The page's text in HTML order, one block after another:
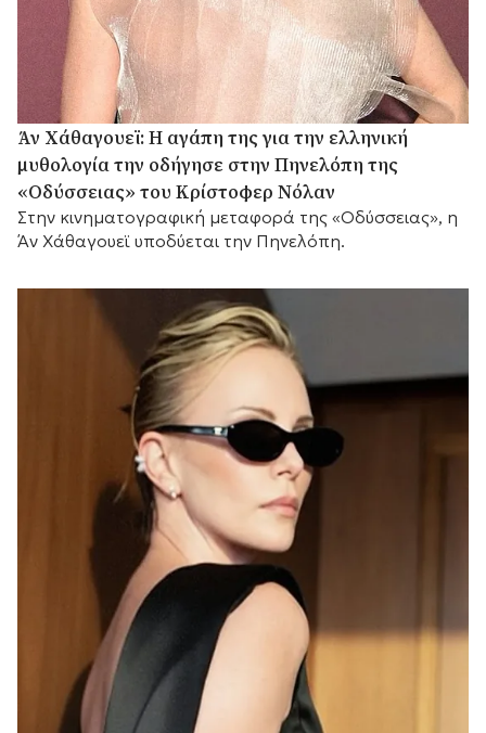
Άν Χάθαγουεϊ: Η αγάπη της για την ελληνική
μυθολογία την οδήγησε στην Πηνελόπη της
«Οδύσσειας» του Κρίστοφερ Νόλαν
Στην κινηματογραφική μεταφορά της «Οδύσσειας», η
Άν Χάθαγουεϊ υποδύεται την Πηνελόπη.